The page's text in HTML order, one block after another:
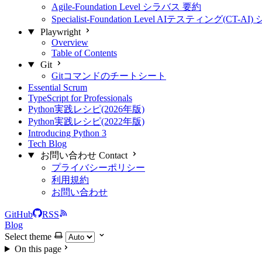
Agile-Foundation Level シラバス 要約
Specialist-Foundation Level AIテスティング(CT-AI)
Playwright
Overview
Table of Contents
Git
Gitコマンドのチートシート
Essential Scrum
TypeScript for Professionals
Python実践レシピ(2026年版)
Python実践レシピ(2022年版)
Introducing Python 3
Tech Blog
お問い合わせ Contact
プライバシーポリシー
利用規約
お問い合わせ
GitHub
RSS
Blog
Select theme
On this page